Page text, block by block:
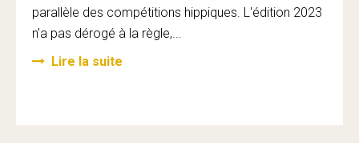
parallèle des compétitions hippiques. L'édition 2023
n'a pas dérogé à la règle,...
Lire la suite